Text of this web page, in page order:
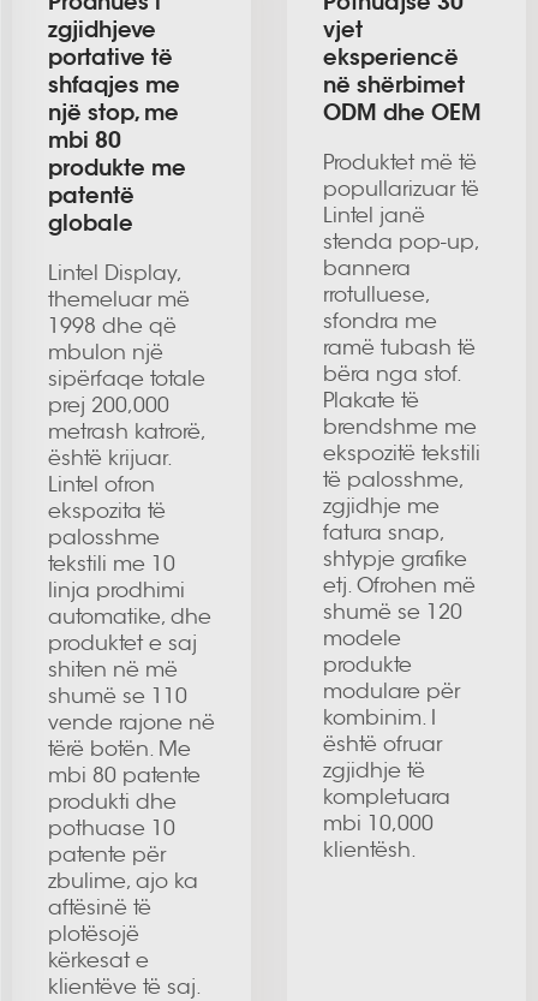
zgjidhjeve
portative të
shfaqjes me
një stop, me
mbi 80
produkte me
patentë
globale
Lintel Display,
themeluar më
1998 dhe që
mbulon një
sipërfaqe totale
prej 200,000
metrash katrorë,
është krijuar.
Lintel ofron
ekspozita të
palosshme
tekstili me 10
linja prodhimi
automatike, dhe
produktet e saj
shiten në më
shumë se 110
vende rajone në
tërë botën. Me
mbi 80 patente
produkti dhe
pothuase 10
patente për
zbulime, ajo ka
aftësinë të
plotësojë
kërkesat e
klientëve të saj.
vjet
eksperiencë
në shërbimet
ODM dhe OEM
Produktet më të
popullarizuar të
Lintel janë
stenda pop-up,
bannera
rrotulluese,
sfondra me
ramë tubash të
bëra nga stof.
Plakate të
brendshme me
ekspozitë tekstili
të palosshme,
zgjidhje me
fatura snap,
shtypje grafike
etj. Ofrohen më
shumë se 120
modele
produkte
modulare për
kombinim. I
është ofruar
zgjidhje të
kompletuara
mbi 10,000
klientësh.